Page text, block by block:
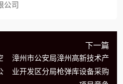
公司
下一篇
漳州市公安局漳州高新技术产
业开发区分局枪弹库设备采购